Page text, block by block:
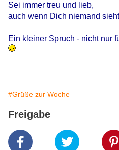
Sei immer treu und lieb,
auch wenn Dich niemand
Ein kleiner Spruch - nicht nur
#Grüße zur Woche
Freigabe